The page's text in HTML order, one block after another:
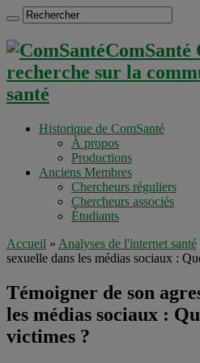
ComSanté
recherche sur la
santé
Historique de ComSanté
À propos
Productions
Anciens Membres
Chercheurs réguliers
Chercheurs associés
Étudiants
Accueil » Analyses de l'internet santé
sexuelle dans les médias sociaux :
Témoigner de son
les médias sociaux :
victimes ?